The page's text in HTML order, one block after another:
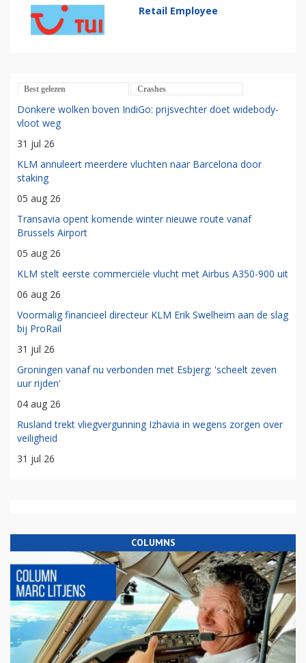
Retail Employee
Best gelezen Crashes
Donkere wolken boven IndiGo: prijsvechter doet widebody-
vloot weg
31 jul 26
KLM annuleert meerdere vluchten naar Barcelona door
staking
05 aug 26
Transavia opent komende winter nieuwe route vanaf
Brussels Airport
05 aug 26
KLM stelt eerste commerciële vlucht met Airbus A350-900 uit
06 aug 26
Voormalig financieel directeur KLM Erik Swelheim aan de slag
bij ProRail
31 jul 26
Groningen vanaf nu verbonden met Esbjerg: 'scheelt zeven
uur rijden'
04 aug 26
Rusland trekt vliegvergunning Izhavia in wegens zorgen over
veiligheid
31 jul 26
COLUMNS